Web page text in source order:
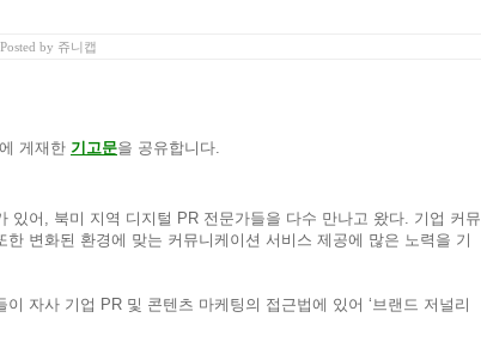
Posted by 쥬니캡
게재한 기고문을 공유합니다.
있어, 북미 지역 디지털 PR 전문가들을 다수 만나고 왔다. 기업 커뮤
변화된 환경에 맞는 커뮤니케이션 서비스 제공에 많은 노력을 기
자사 기업 PR 및 콘텐츠 마케팅의 접근법에 있어 ‘브랜드 저널리